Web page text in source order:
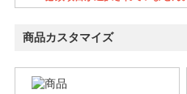
商品カスタマイズ